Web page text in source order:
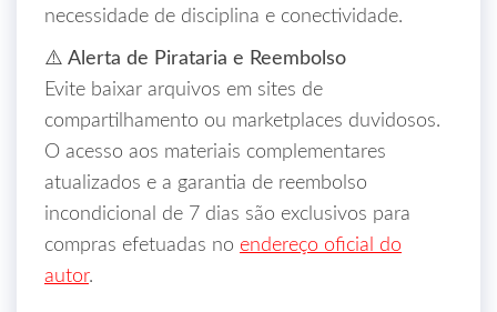
necessidade de disciplina e conectividade.
⚠️ Alerta de Pirataria e Reembolso
Evite baixar arquivos em sites de
compartilhamento ou marketplaces duvidosos.
O acesso aos materiais complementares
atualizados e a garantia de reembolso
incondicional de 7 dias são exclusivos para
compras efetuadas no endereço oficial do
autor.